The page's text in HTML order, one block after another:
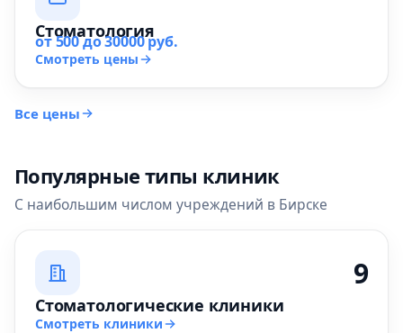
Стоматология
от 500 до 30000 руб.
Смотреть цены
Все цены
Популярные типы клиник
С наибольшим числом учреждений в Бирске
9
Стоматологические клиники
Смотреть клиники